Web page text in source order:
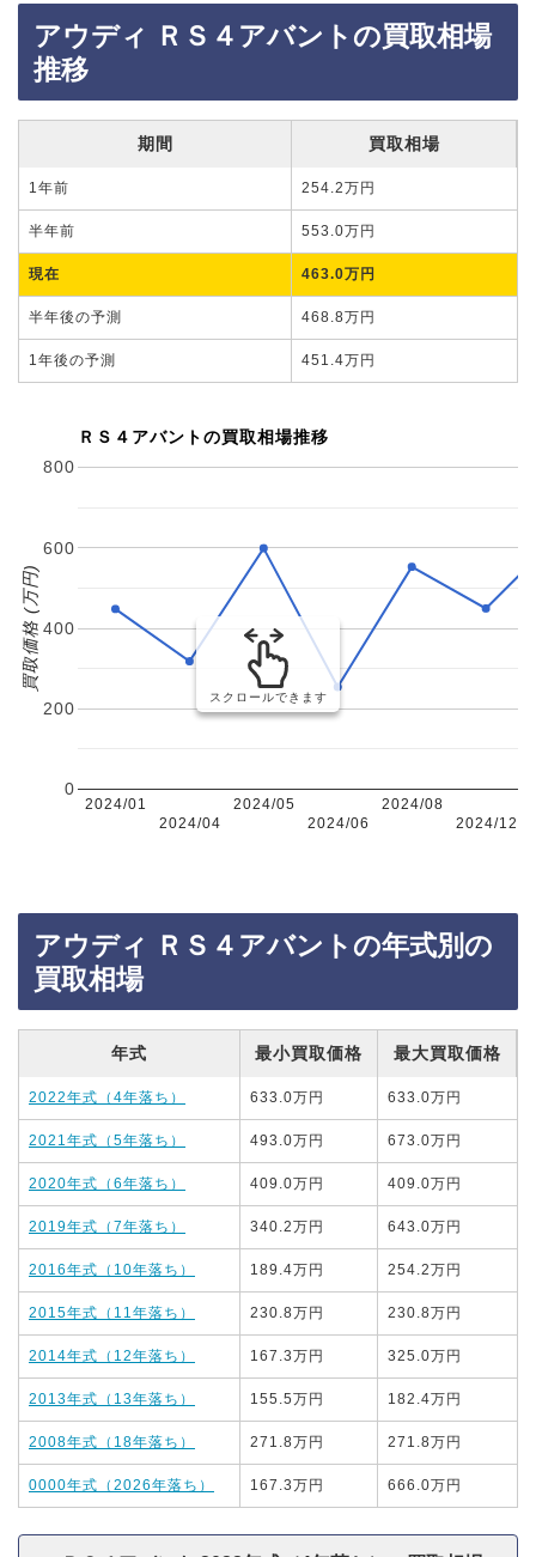
アウディ ＲＳ４アバントの買取相場
推移
期間 買取相場
1年前 254.2万円
半年前 553.0万円
現在 463.0万円
半年後の予測 468.8万円
1年後の予測 451.4万円
ＲＳ４アバントの買取相場推移
2024/01
2024/04
2024/05
2024/06
2024/08
2024/12
0
200
400
600
800
買取価格 (万円)
スクロールできます
アウディ ＲＳ４アバントの年式別の
買取相場
年式 最小買取価格 最大買取価格
2022年式（4年落ち） 633.0万円 633.0万円
2021年式（5年落ち） 493.0万円 673.0万円
2020年式（6年落ち） 409.0万円 409.0万円
2019年式（7年落ち） 340.2万円 643.0万円
2016年式（10年落ち） 189.4万円 254.2万円
2015年式（11年落ち） 230.8万円 230.8万円
2014年式（12年落ち） 167.3万円 325.0万円
2013年式（13年落ち） 155.5万円 182.4万円
2008年式（18年落ち） 271.8万円 271.8万円
0000年式（2026年落ち） 167.3万円 666.0万円